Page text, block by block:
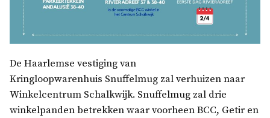
De Haarlemse vestiging van
Kringloopwarenhuis Snuffelmug zal verhuizen naar
Winkelcentrum Schalkwijk. Snuffelmug zal drie
winkelpanden betrekken waar voorheen BCC, Getir en